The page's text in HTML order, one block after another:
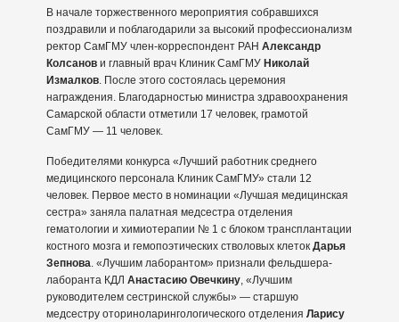
В начале торжественного мероприятия собравшихся
поздравили и поблагодарили за высокий профессионализм
ректор СамГМУ член-корреспондент РАН Александр
Колсанови главный врач Клиник СамГМУ Николай
Измалков. После этого состоялась церемония
награждения. Благодарностью министра здравоохранения
Самарской области отметили 17 человек, грамотой
СамГМУ — 11 человек.
Победителями конкурса «Лучший работник среднего
медицинского персонала Клиник СамГМУ» стали 12
человек. Первое место в номинации «Лучшая медицинская
сестра» заняла палатная медсестра отделения
гематологии и химиотерапии № 1 с блоком трансплантации
костного мозга и гемопоэтических стволовых клеток Дарья
Зепнова. «Лучшим лаборантом» признали фельдшера-
лаборанта КДЛ Анастасию Овечкину, «Лучшим
руководителем сестринской службы» — старшую
медсестру оториноларингологического отделения Ларису